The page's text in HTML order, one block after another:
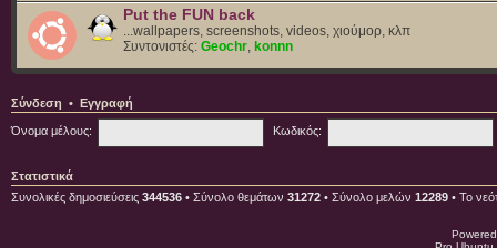
Put the FUN back
...wallpapers, screenshots, videos, χιούμορ, κλπ
Συντονιστές: Geochr konnn
Σύνδεση • Εγγραφή
Όνομα μέλους: Κωδικός:
Στατιστικά
Συνολικές δημοσιεύσεις 344536 • Σύνολο θεμάτων 31272 • Σύνολο μελών 12289 • Το